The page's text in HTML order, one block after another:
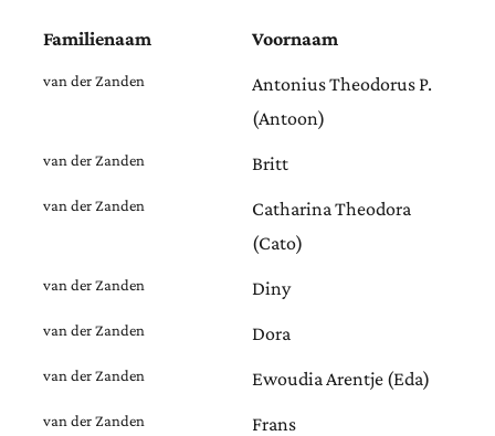
Familienaam Voornaam
van der Zanden
Antonius Theodorus P.
(Antoon)
van der Zanden Britt
van der Zanden
Catharina Theodora
(Cato)
van der Zanden Diny
van der Zanden Dora
van der Zanden Ewoudia Arentje (Eda)
van der Zanden Frans